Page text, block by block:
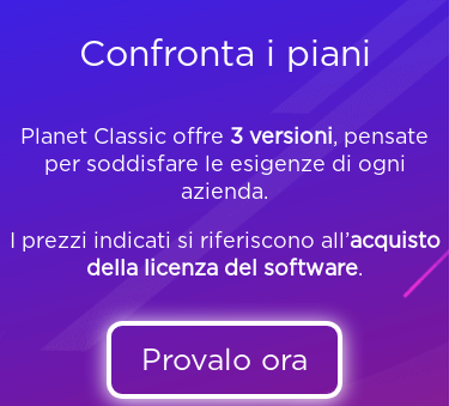
Confronta i piani
Planet Classic offre 3 versioni, pensate
per soddisfare le esigenze di ogni
azienda.
I prezzi indicati si riferiscono all’acquisto
della licenza del software.
Provalo ora